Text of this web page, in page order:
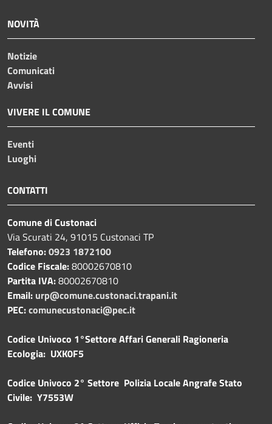
NOVITÀ
Notizie
Comunicati
Avvisi
VIVERE IL COMUNE
Eventi
Luoghi
CONTATTI
Comune di Custonaci
Via Scurati 24, 91015 Custonaci TP
Telefono:0923 1872100
Codice Fiscale:80002670810
Partita IVA:80002670810
Email: urp@comune.custonaci.trapani.it
PEC:comunecustonaci@pec.it
Codice Univoco 1°Settore Affari Generali Ragioneria
Ecologia: UXK0F5
Codice Univoco 2° Settore Polizia Locale Angrafe Stato
Civile: Y7553W